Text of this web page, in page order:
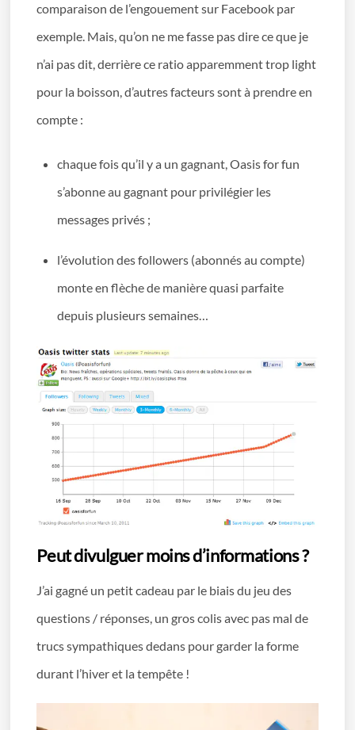
comparaison de l’engouement sur Facebook par
exemple. Mais, qu’on ne me fasse pas dire ce que je
n’ai pas dit, derrière ce ratio apparemment trop light
pour la boisson, d’autres facteurs sont à prendre en
compte :
chaque fois qu’il y a un gagnant, Oasis for fun
s’abonne au gagnant pour privilégier les
messages privés ;
l’évolution des followers (abonnés au compte)
monte en flèche de manière quasi parfaite
depuis plusieurs semaines…
Peut divulguer moins d’informations ?
J’ai gagné un petit cadeau par le biais du jeu des
questions / réponses, un gros colis avec pas mal de
trucs sympathiques dedans pour garder la forme
durant l’hiver et la tempête !